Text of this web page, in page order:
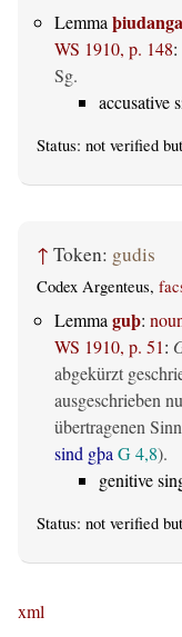
Lemma
WS 1910, p. 148:
Sg.
accusative
Status: not verified but
↑ Token: gudis
Codex Argenteus,
Lemmaguþ:
WS 1910, p. 51:
abgekürzt
ausgeschrieben
übertragenen
sind gþaG 4,8).
genitive
Status: not verified but
xml